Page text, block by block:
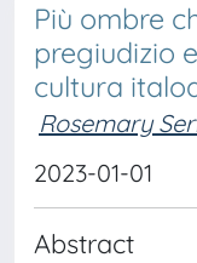
Più ombre
pregiudizio
cultura
Rosemary
2023-01-01
Abstract